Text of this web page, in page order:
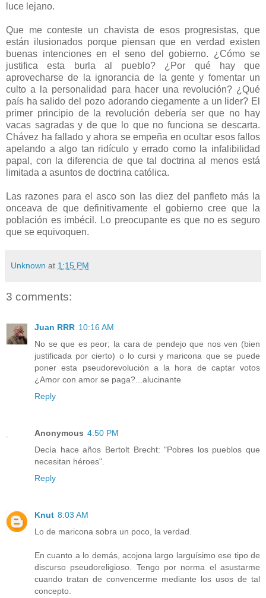
luce lejano.
Que me conteste un chavista de esos progresistas, que
están ilusionados porque piensan que en verdad existen
buenas intenciones en el seno del gobierno. ¿Cómo se
justifica esta burla al pueblo? ¿Por qué hay que
aprovecharse de la ignorancia de la gente y fomentar un
culto a la personalidad para hacer una revolución? ¿Qué
país ha salido del pozo adorando ciegamente a un lider? El
primer principio de la revolución debería ser que no hay
vacas sagradas y de que lo que no funciona se descarta.
Chávez ha fallado y ahora se empeña en ocultar esos fallos
apelando a algo tan ridículo y errado como la infalibilidad
papal, con la diferencia de que tal doctrina al menos está
limitada a asuntos de doctrina católica.
Las razones para el asco son las diez del panfleto más la
onceava de que definitivamente el gobierno cree que la
población es imbécil. Lo preocupante es que no es seguro
que se equivoquen.
Unknown at 1:15 PM
3 comments:
Juan RRR 10:16 AM
No se que es peor; la cara de pendejo que nos ven (bien
justificada por cierto) o lo cursi y maricona que se puede
poner esta pseudorevolución a la hora de captar votos
¿Amor con amor se paga?...alucinante
Reply
Anonymous 4:50 PM
Decía hace años Bertolt Brecht: "Pobres los pueblos que
necesitan héroes".
Reply
Knut 8:03 AM
Lo de maricona sobra un poco, la verdad.
En cuanto a lo demás, acojona largo larguísimo ese tipo de
discurso pseudoreligioso. Tengo por norma el asustarme
cuando tratan de convencerme mediante los usos de tal
concepto.